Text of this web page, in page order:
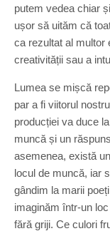
putem vedea chiar
ușor să uităm că
ca rezultat al multor
creativității sau a
Lumea se mișcă
par a fi viitorul
producției va duce
muncă și un
asemenea, există
locul de muncă, iar
gândim la marii
imaginăm într-un
fără griji. Ce culori